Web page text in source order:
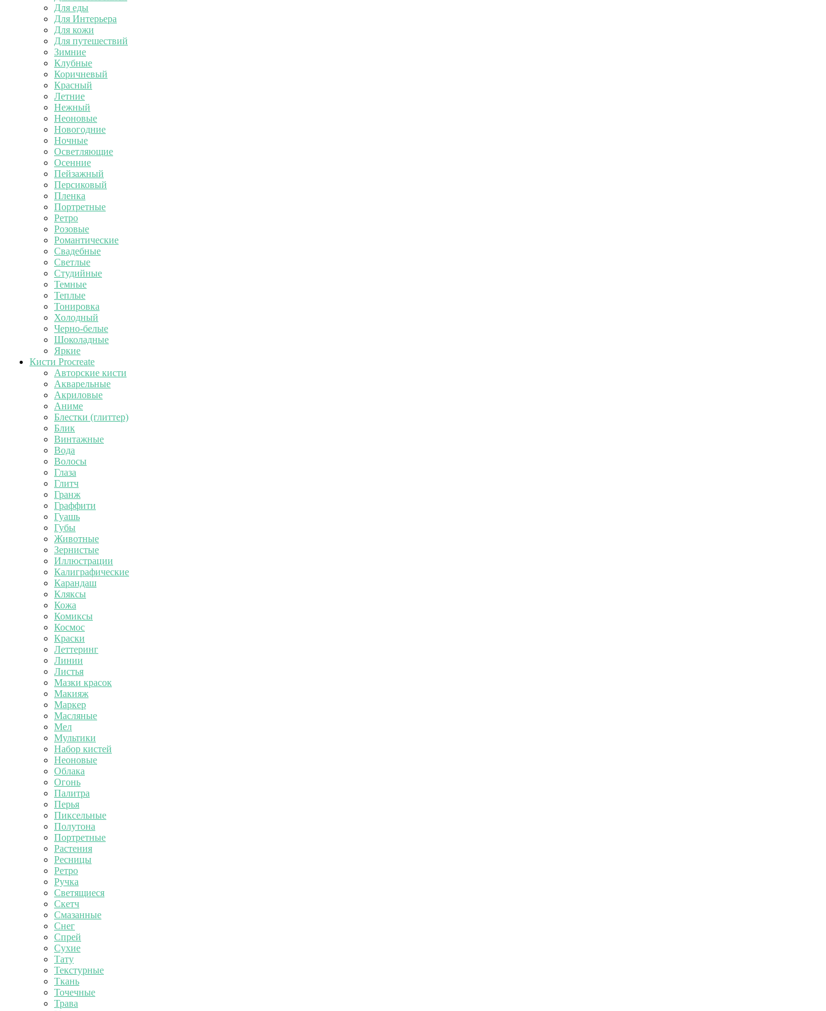
Для еды
Для Интерьера
Для кожи
Для путешествий
Зимние
Клубные
Коричневый
Красный
Летние
Нежный
Неоновые
Новогодние
Ночные
Осветляющие
Осенние
Пейзажный
Персиковый
Пленка
Портретные
Ретро
Розовые
Романтические
Свадебные
Светлые
Студийные
Темные
Теплые
Тонировка
Холодный
Черно-белые
Шоколадные
Яркие
Кисти Procreate
Авторские кисти
Акварельные
Акриловые
Аниме
Блестки (глиттер)
Блик
Винтажные
Вода
Волосы
Глаза
Глитч
Гранж
Граффити
Гуашь
Губы
Животные
Зернистые
Иллюстрации
Калиграфические
Карандаш
Кляксы
Кожа
Комиксы
Космос
Краски
Леттеринг
Линии
Листья
Мазки красок
Макияж
Маркер
Масляные
Мел
Мультики
Набор кистей
Неоновые
Облака
Огонь
Палитра
Перья
Пиксельные
Полутона
Портретные
Растения
Ресницы
Ретро
Ручка
Светящиеся
Скетч
Смазанные
Снег
Спрей
Сухие
Тату
Текстурные
Ткань
Точечные
Трава